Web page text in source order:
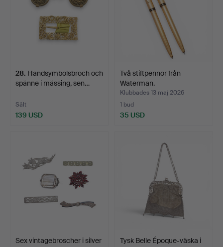
28. Handsymbolsbroch och
spänne i mässing, sen…
Sålt
139 USD
Två stiftpennor från
Waterman.
Klubbades 13 maj 2026
1 bud
35 USD
Sex vintagebroscher i silver
Tysk Belle Époque-väska i